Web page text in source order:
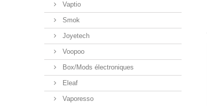
Vaptio
Smok
Joyetech
Voopoo
Box/Mods électroniques
Eleaf
Vaporesso